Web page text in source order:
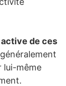
de ces
lui-même